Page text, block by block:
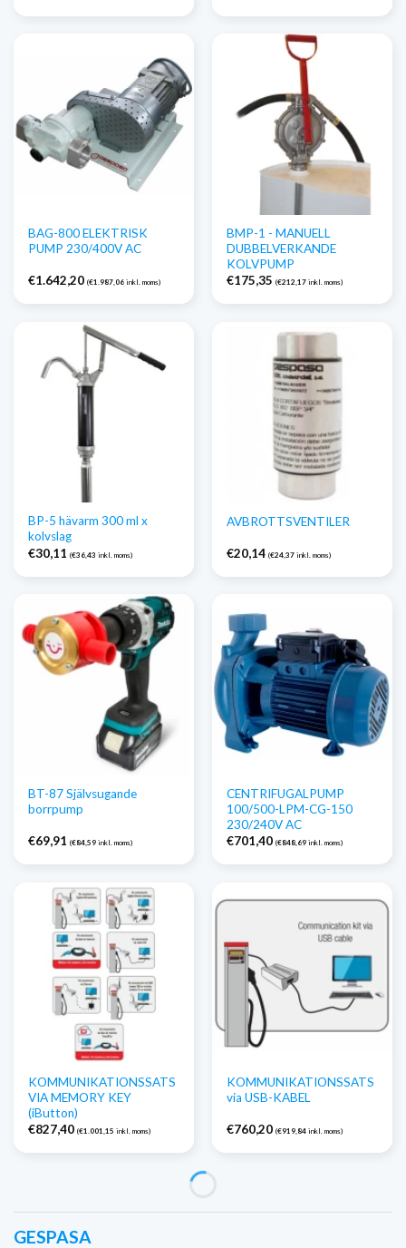
BAG-800 ELEKTRISK
PUMP 230/400V AC
€1.642,20 (€1.987,06 inkl. moms)
BMP-1 - MANUELL
DUBBELVERKANDE
KOLVPUMP
€175,35 (€212,17 inkl. moms)
BP-5 hävarm 300 ml x
kolvslag
€30,11 (€36,43 inkl. moms)
AVBROTTSVENTILER
€20,14 (€24,37 inkl. moms)
BT-87 Självsugande
borrpump
€69,91 (€84,59 inkl. moms)
CENTRIFUGALPUMP
100/500-LPM-CG-150
230/240V AC
€701,40 (€848,69 inkl. moms)
KOMMUNIKATIONSSATS
VIA MEMORY KEY
(iButton)
€827,40 (€1.001,15 inkl. moms)
KOMMUNIKATIONSSATS
via USB-KABEL
€760,20 (€919,84 inkl. moms)
GESPASA